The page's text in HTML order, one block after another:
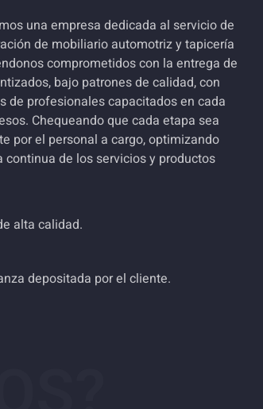
una empresa dedicada al servicio de
de mobiliario automotriz y tapicería
comprometidos con la entrega de
bajo patrones de calidad, con
de profesionales capacitados en cada
Chequeando que cada etapa sea
por el personal a cargo, optimizando
de los servicios y productos
alta calidad.
depositada por el cliente.